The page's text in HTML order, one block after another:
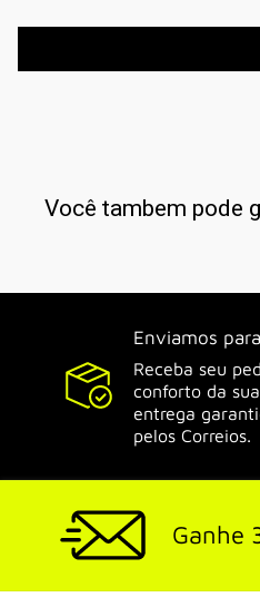
Você tambem pode
Enviamos
Receba seu
conforto da
entrega
pelos Correios.
Ganhe